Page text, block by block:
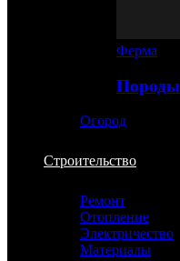
Ферма
Огород
Строительство
Ремонт
Отопление
Электричество
Материалы